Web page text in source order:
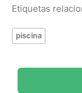
Etiquetas
piscina